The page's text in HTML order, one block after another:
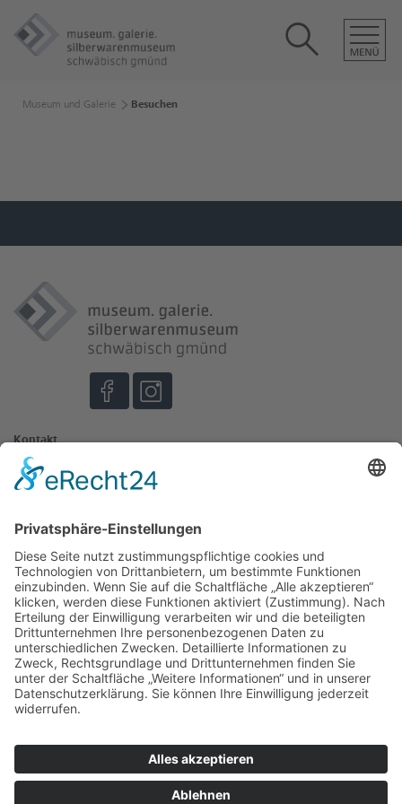
Museum und Galerie Besuchen
Kontakt
Johannisplatz 3
73525 Schwäbisch Gmünd
07171 603-4130
07171 603-4129
Öffnungszeiten
Museum und Galerie im Prediger
Ott-Pausersche Fabrik
Wichtige Links
Datenschutz